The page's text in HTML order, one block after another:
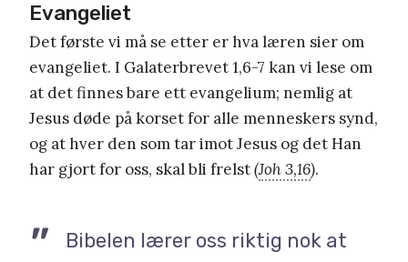
Evangeliet
Det første vi må se etter er hva læren sier om
evangeliet. I Galaterbrevet 1,6-7 kan vi lese om
at det finnes bare ett evangelium; nemlig at
Jesus døde på korset for alle menneskers synd,
og at hver den som tar imot Jesus og det Han
har gjort for oss, skal bli frelst(Joh 3,16).
Bibelen lærer oss riktig nok at